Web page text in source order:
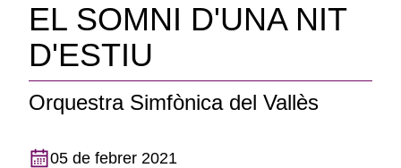
EL SOMNI D'UNA NIT
D'ESTIU
Orquestra Simfònica del Vallès
05 de febrer 2021